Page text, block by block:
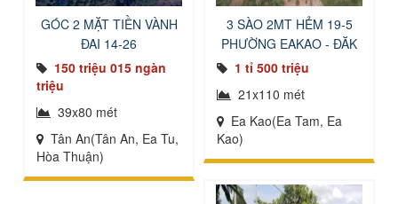
GÓC 2 MẶT TIỀN VÀNH
ĐAI 14-26
150 triệu 015 ngàn
triệu
39x80 mét
Tân An(Tân An, Ea Tu,
Hòa Thuận)
3 SÀO 2MT HẺM 19-5
PHƯỜNG EAKAO - ĐĂK
LĂK
1 tỉ 500 triệu
21x110 mét
Ea Kao(Ea Tam, Ea
Kao)